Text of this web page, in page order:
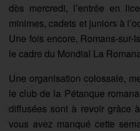
dès mercredi, l’entrée en
minimes, cadets et juniors à
Une fois encore, Romans-sur-
le cadre du Mondial La
Une organisation colossale,
le club de la Pétanque
diffusées sont à revoir grâce
vous avez manqué cette